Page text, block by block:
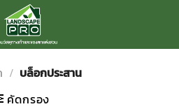
/ บล็อกประสาน
คัดกรอง